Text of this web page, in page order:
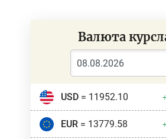
Валюта
USD= 11952.10
EUR= 13779.58